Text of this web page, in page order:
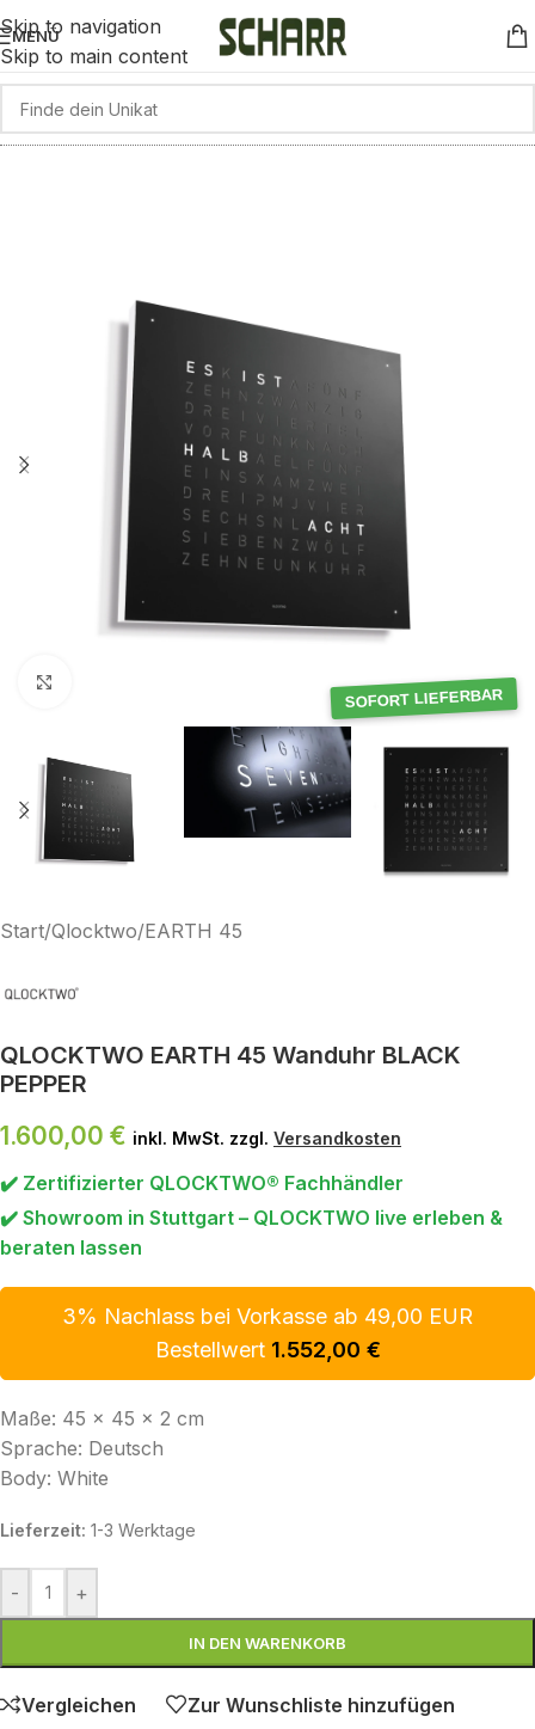
Skip to navigation
Skip to main content
MENÜ
SOFORT LIEFERBAR
Start/Qlocktwo/EARTH 45
QLOCKTWO EARTH 45 Wanduhr BLACK
PEPPER
1.600,00 € inkl. MwSt. zzgl. Versandkosten
✔️ Zertifizierter QLOCKTWO® Fachhändler
✔️ Showroom in Stuttgart – QLOCKTWO live erleben &
beraten lassen
3% Nachlass bei Vorkasse ab 49,00 EUR
Bestellwert 1.552,00 €
Maße: 45 x 45 x 2 cm
Sprache: Deutsch
Body: White
Lieferzeit: 1-3 Werktage
- +
IN DEN WARENKORB
Vergleichen Zur Wunschliste hinzufügen